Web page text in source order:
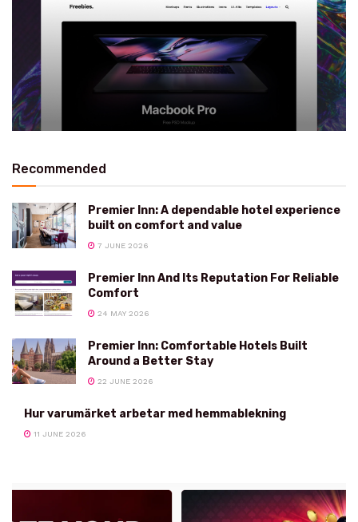
Recommended
Premier Inn: A dependable hotel experience
built on comfort and value
7 JUNE 2026
Premier Inn And Its Reputation For Reliable
Comfort
24 MAY 2026
Premier Inn: Comfortable Hotels Built
Around a Better Stay
22 JUNE 2026
Hur varumärket arbetar med hemmablekning
11 JUNE 2026